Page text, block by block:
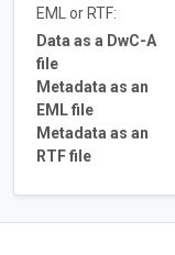
EML or RTF:
Data as a DwC-A
file
Metadata as an
EML file
Metadata as an
RTF file